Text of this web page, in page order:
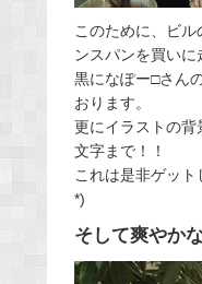
このために、ビ
ンスパンを買い
黒になぽー□さん
おります。
更にイラストの背
文字まで！！
これは是非ゲット
*)
そして爽やか